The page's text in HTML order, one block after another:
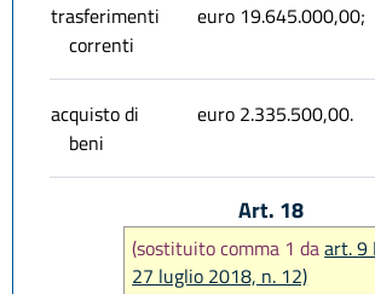
trasferimenti
correnti
euro 19.645.000,00;
acquisto di
beni
euro 2.335.500,00.
Art. 18
(sostituito comma 1 daart. 9
27 luglio 2018, n. 12)